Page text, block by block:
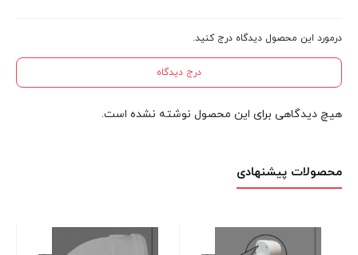
درمورد این محصول دیدگاه درج کنید.
درج دیدگاه
هیچ دیدگاهی برای این محصول نوشته نشده است.
محصولات پیشنهادی